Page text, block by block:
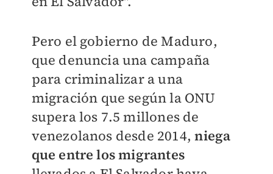
Pero el gobierno de Maduro,
que denuncia una campaña
para criminalizar a una
migración que según la ONU
supera los 7.5 millones de
venezolanos desde 2014,niega
que entre los migrantes